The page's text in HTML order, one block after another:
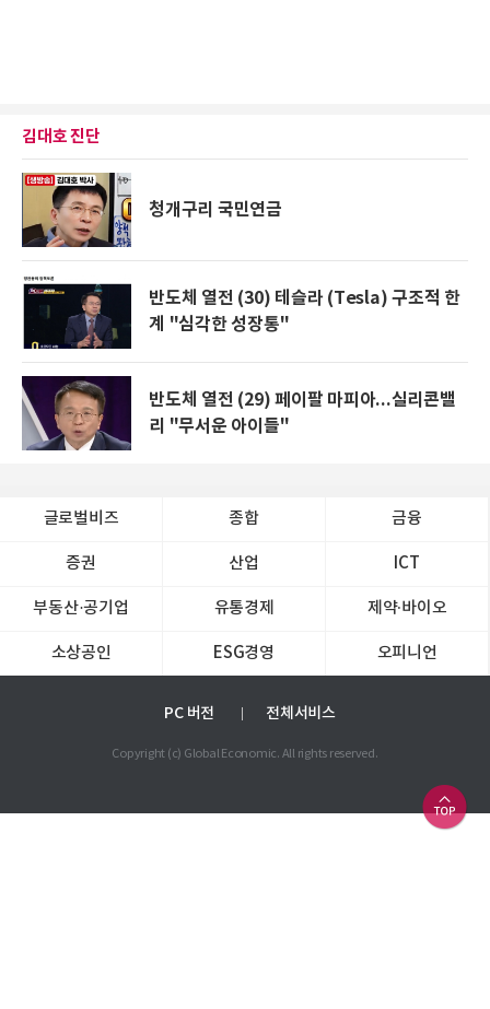
김대호 진단
청개구리 국민연금
반도체 열전 (30) 테슬라 (Tesla) 구조적 한
계 "심각한 성장통"
반도체 열전 (29) 페이팔 마피아...실리콘밸
리 "무서운 아이들"
글로벌비즈 종합 금융
증권 산업 ICT
부동산·공기업 유통경제 제약∙바이오
소상공인 ESG경영 오피니언
PC 버전 전체서비스
Copyright (c) Global Economic. All rights reserved.